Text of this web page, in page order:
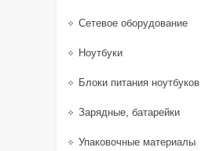
Сетевое оборудование
Ноутбуки
Блоки питания ноутбуков
Зарядные, батарейки
Упаковочные материалы